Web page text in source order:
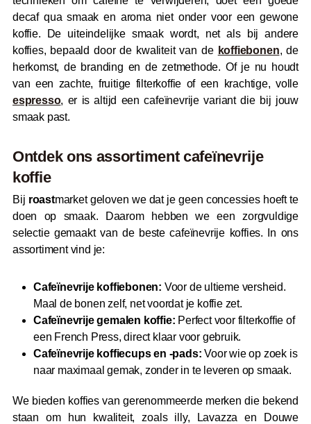
decaf qua smaak en aroma niet onder voor een gewone
koffie. De uiteindelijke smaak wordt, net als bij andere
koffies, bepaald door de kwaliteit van de koffiebonen, de
herkomst, de branding en de zetmethode. Of je nu houdt
van een zachte, fruitige filterkoffie of een krachtige, volle
espresso, er is altijd een cafeïnevrije variant die bij jouw
smaak past.
Ontdek ons assortiment cafeïnevrije
koffie
Bij roastmarket geloven we dat je geen concessies hoeft te
doen op smaak. Daarom hebben we een zorgvuldige
selectie gemaakt van de beste cafeïnevrije koffies. In ons
assortiment vind je:
Cafeïnevrije koffiebonen: Voor de ultieme versheid.
Maal de bonen zelf, net voordat je koffie zet.
Cafeïnevrije gemalen koffie: Perfect voor filterkoffie of
een French Press, direct klaar voor gebruik.
Cafeïnevrije koffiecups en -pads: Voor wie op zoek is
naar maximaal gemak, zonder in te leveren op smaak.
We bieden koffies van gerenommeerde merken die bekend
staan om hun kwaliteit, zoals illy, Lavazza en Douwe